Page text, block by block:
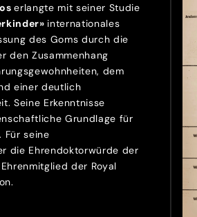
erlangte mit seiner Studie
internationales
des Goms durch die
den Zusammenhang
dem
einer deutlich
Seine Erkenntnisse
Grundlage für
. Für seine
die Ehrendoktorwürde der
der Royal